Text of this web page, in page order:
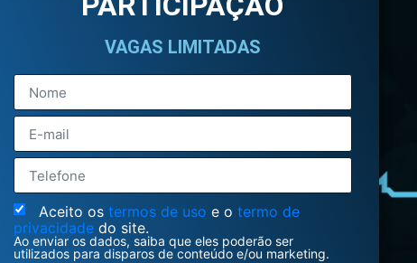
VAGAS LIMITADAS
Aceito os termos de uso e o termo de
privacidade do site.
Ao enviar os dados, saiba que eles poderão ser
utilizados para disparos de conteúdo e/ou marketing.